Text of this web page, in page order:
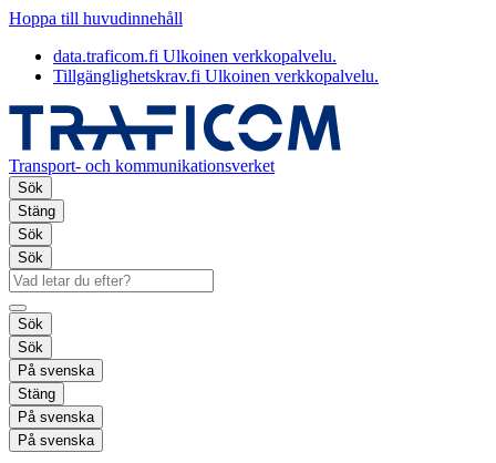
Hoppa till huvudinnehåll
data.traficom.fi Ulkoinen verkkopalvelu.
Tillgänglighetskrav.fi Ulkoinen verkkopalvelu.
Transport- och kommunikationsverket
Sök
Stäng
Sök
Sök
Sök
Sök
På svenska
Stäng
På svenska
På svenska